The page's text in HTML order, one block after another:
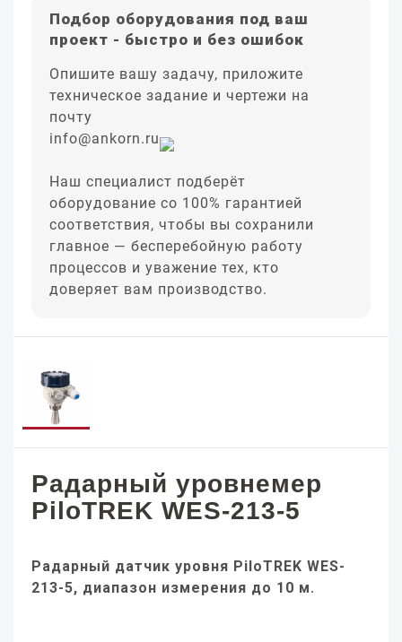
Подбор оборудования под ваш
проект - быстро и без ошибок
Опишите вашу задачу, приложите
техническое задание и чертежи на
почту
info@ankorn.ru
Наш специалист подберёт
оборудование со 100% гарантией
соответствия, чтобы вы сохранили
главное — бесперебойную работу
процессов и уважение тех, кто
доверяет вам производство.
Радарный уровнемер
PiloTREK WES-213-5
Радарный датчик уровня PiloTREK WES-
213-5, диапазон измерения до 10 м.